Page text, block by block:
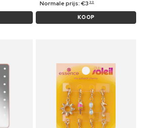
Normale prijs:€3 99
KOOP